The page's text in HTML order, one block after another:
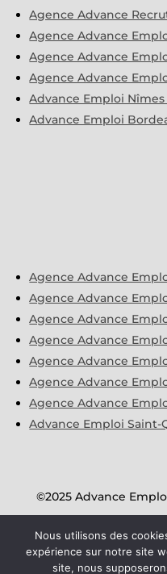
Agence Advance
Agence Advance
Agence Advance
Agence Advance
Advance Emploi Nîmes
Advance Emploi
Agence Advance
Agence Advance
Agence Advance
Agence Advance
Agence Advance
Agence Advance
Agence Advance
Advance Emploi Saint-
©2025 Advance
Nous utilisons des
expérience sur notre site
site, nous